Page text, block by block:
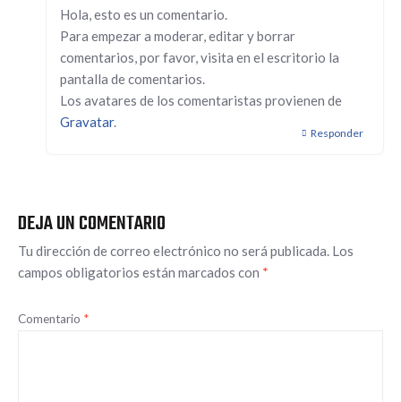
Hola, esto es un comentario.
Para empezar a moderar, editar y borrar
comentarios, por favor, visita en el escritorio la
pantalla de comentarios.
Los avatares de los comentaristas provienen de
Gravatar.
Responder
DEJA UN COMENTARIO
Tu dirección de correo electrónico no será publicada. Los
campos obligatorios están marcados con *
Comentario *